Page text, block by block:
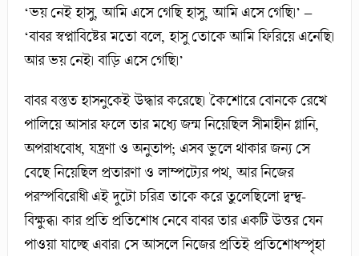
‘ভয় নেই হাসু, আমি এসে গেছি হাসু, আমি এসে গেছি।’ –
‘বাবর স্বপ্নাবিষ্টের মতো বলে, হাসু তোকে আমি ফিরিয়ে এনেছি।
আর ভয় নেই। বাড়ি এসে গেছি।’
বাবর বস্তুত হাসনুকেই উদ্ধার করেছে। কৈশোরে বোনকে রেখে
পালিয়ে আসার ফলে তার মধ্যে জন্ম নিয়েছিল সীমাহীন গ্লানি,
অপরাধবোধ, যন্ত্রণা ও অনুতাপ; এসব ভুলে থাকার জন্য সে
বেছে নিয়েছিল প্রতারণা ও লাম্পট্যের পথ, আর নিজের
পরস্পবিরোধী এই দুটো চরিত্র তাকে করে তুলেছিলো দ্বন্দ্ব-
বিক্ষুব্ধ। কার প্রতি প্রতিশোধ নেবে বাবর তার একটি উত্তর যেন
পাওয়া যাচ্ছে এবার। সে আসলে নিজের প্রতিই প্রতিশোধস্পৃহা